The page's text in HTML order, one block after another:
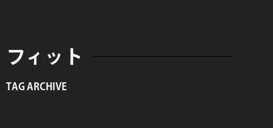
フィット
TAG ARCHIVE